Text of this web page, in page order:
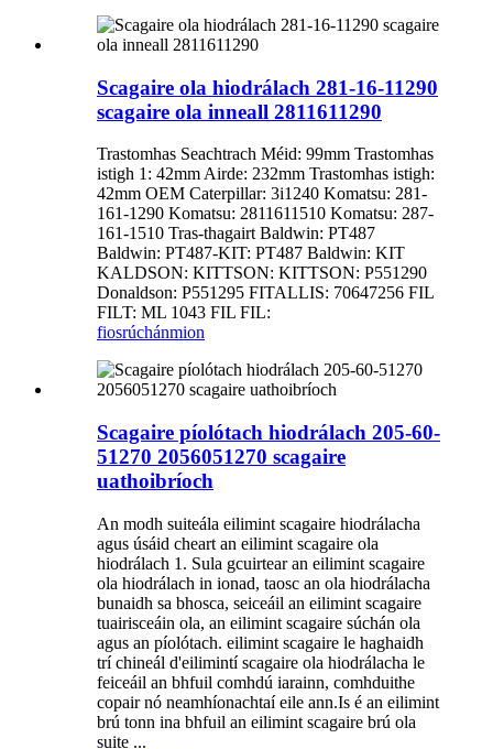
Scagaire ola hiodrálach 281-16-11290
scagaire ola inneall 2811611290
Trastomhas Seachtrach Méid: 99mm Trastomhas
istigh 1: 42mm Airde: 232mm Trastomhas istigh:
42mm OEM Caterpillar: 3i1240 Komatsu: 281-
161-1290 Komatsu: 2811611510 Komatsu: 287-
161-1510 Tras-thagairt Baldwin: PT487
Baldwin: PT487-KIT: PT487 Baldwin: KIT
KALDSON: KITTSON: KITTSON: P551290
Donaldson: P551295 FITALLIS: 70647256 FIL
FILT: ML 1043 FIL FIL:
fiosrúchánmion
Scagaire píolótach hiodrálach 205-60-
51270 2056051270 scagaire
uathoibríoch
An modh suiteála eilimint scagaire hiodrálacha
agus úsáid cheart an eilimint scagaire ola
hiodrálach 1. Sula gcuirtear an eilimint scagaire
ola hiodrálach in ionad, taosc an ola hiodrálacha
bunaidh sa bhosca, seiceáil an eilimint scagaire
tuairisceáin ola, an eilimint scagaire súchán ola
agus an píolótach. eilimint scagaire le haghaidh
trí chineál d'eilimintí scagaire ola hiodrálacha le
feiceáil an bhfuil comhdú iarainn, comhduithe
copair nó neamhíonachtaí eile ann.Is é an eilimint
brú tonn ina bhfuil an eilimint scagaire brú ola
suite ...